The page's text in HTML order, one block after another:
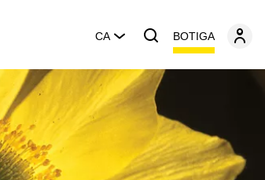
CA BOTIGA